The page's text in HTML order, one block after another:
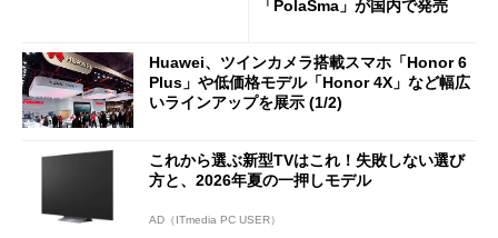
「PolaSma」が国内で発売
Huawei、ツインカメラ搭載スマホ「Honor 6
Plus」や低価格モデル「Honor 4X」など幅広
いラインアップを展示 (1/2)
これから選ぶ新型TVはこれ！失敗しない選び
方と、2026年夏の一押しモデル
AD（ITmedia PC USER）